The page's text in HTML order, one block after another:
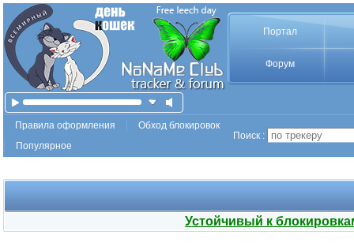
Портал
Форум
Правила оформления
Обход блокировок
Популярное
Поиск :
Устойчивый к